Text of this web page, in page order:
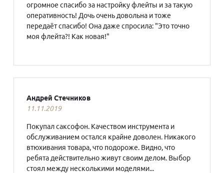
огромное спасибо за настройку флейты и за такую
оперативность! Дочь очень довольна и тоже
передаёт спасибо! Она даже спросила: "Это точно
моя флейта?! Как новая!"
Андрей Стечников
11.11.2019
Покупал саксофон. Качеством инструмента и
обслуживанием остался крайне доволен. Никакого
втюхивания товара, что подороже. Видно, что
ребята действительно живут своим делом. Выбор
стоял между несколькими моделями...